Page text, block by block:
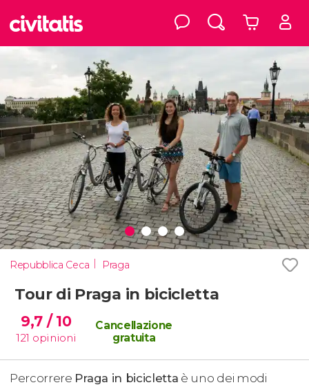
Repubblica Ceca Praga
Tour di Praga in bicicletta
9,7 / 10
121 opinioni
Cancellazione
gratuita
Percorrere Praga in bicicletta è uno dei modi